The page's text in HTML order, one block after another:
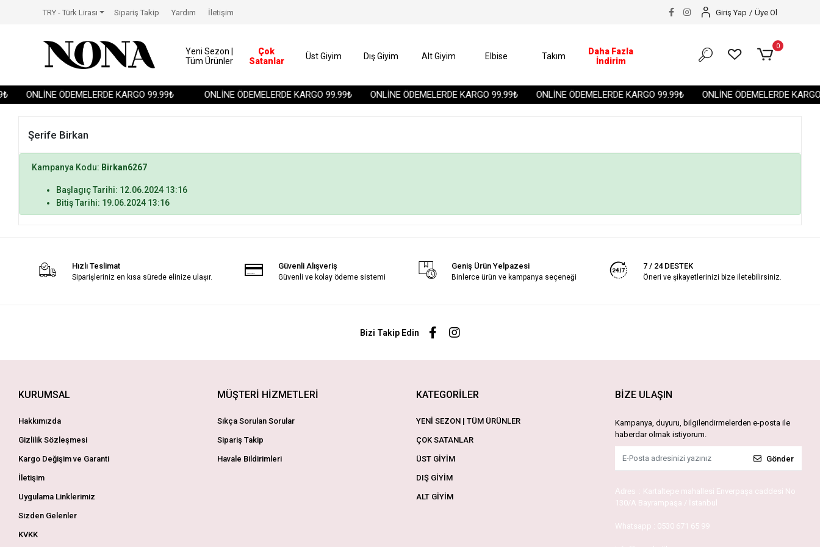
ONLİNE ÖDEMELERDE KARGO 99.99₺ ONLİNE ÖDEMELERDE KARGO 99.99₺ ONLİNE ÖDEMELERDE KARGO 99.99₺ ONLİNE ÖDEMELERDE KARGO 99.99₺ ONLİNE ÖDEMELERDE
TRY - Türk Lirası Sipariş Takip Yardım İletişim Giriş Yap / Üye Ol
Yeni Sezon |
Tüm Ürünler
Çok
Satanlar
Üst Giyim Dış Giyim Alt Giyim Elbise Takım
Daha Fazla
İndirim
0
Şerife Birkan
Kampanya Kodu: Birkan6267
Başlagıç Tarihi: 12.06.2024 13:16
Bitiş Tarihi: 19.06.2024 13:16
Hızlı Teslimat
Siparişleriniz en kısa sürede elinize ulaşır.
Güvenli Alışveriş
Güvenli ve kolay ödeme sistemi
Geniş Ürün Yelpazesi
Binlerce ürün ve kampanya seçeneği
7 / 24 DESTEK
Öneri ve şikayetlerinizi bize iletebilirsiniz.
Bizi Takip Edin
KURUMSAL
Hakkımızda
Gizlilik Sözleşmesi
Kargo Değişim ve Garanti
İletişim
Uygulama Linklerimiz
Sizden Gelenler
KVKK
MÜŞTERİ HİZMETLERİ
Sıkça Sorulan Sorular
Sipariş Takip
Havale Bildirimleri
KATEGORİLER
YENİ SEZON | TÜM ÜRÜNLER
ÇOK SATANLAR
ÜST GİYİM
DIŞ GİYİM
ALT GİYİM
BİZE ULAŞIN
Kampanya, duyuru, bilgilendirmelerden e-posta ile
haberdar olmak istiyorum.
Gönder
Adres : Kartaltepe mahallesi Enverpaşa caddesi No
130/A Bayrampaşa / İstanbul
Whatsapp : 0530 671 65 99